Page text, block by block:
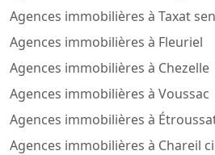
Agences immobilières à Taxat
Agences immobilières à Fleuriel
Agences immobilières à Chezelle
Agences immobilières à Voussac
Agences immobilières à
Agences immobilières à Chareil